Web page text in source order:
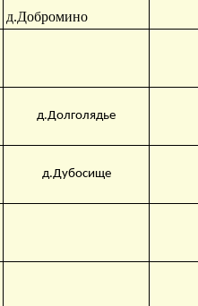
д.Добромино
д.Долголядье
д.Дубосище